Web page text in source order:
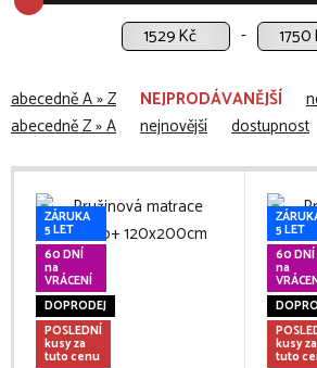
Kč
abecedně A » Z NEJPRODÁVANĚJŠÍ
abecedně Z » A
nejnovější dostupnost
ZÁRUKA
5 LET
60 DNÍ
na
VRÁCENÍ
DOPRODEJ
POSLEDNÍ
kusy za
tuto cenu
5 LET
60 DNÍ
na
kusy za
tuto